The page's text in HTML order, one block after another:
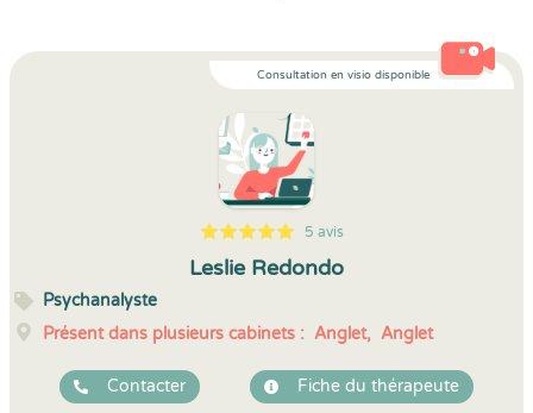
Consultation en visio disponible
5
1
5
5 5 avis
Leslie Redondo
Psychanalyste
Présent dans plusieurs cabinets : Anglet, Anglet
Contacter Fiche du thérapeute